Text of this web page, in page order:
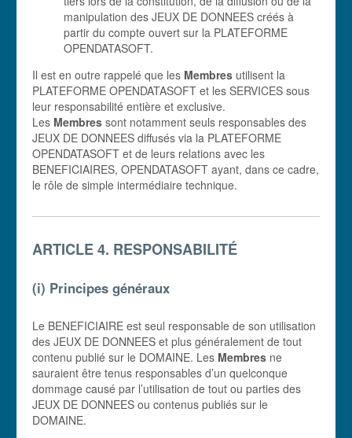
manipulation des JEUX DE DONNEES créés à
partir du compte ouvert sur la PLATEFORME
OPENDATASOFT.
Il est en outre rappelé que les Membres utilisent la
PLATEFORME OPENDATASOFT et les SERVICES sous
leur responsabilité entière et exclusive.
Les Membres sont notamment seuls responsables des
JEUX DE DONNEES diffusés via la PLATEFORME
OPENDATASOFT et de leurs relations avec les
BENEFICIAIRES, OPENDATASOFT ayant, dans ce cadre,
le rôle de simple intermédiaire technique.
ARTICLE 4. RESPONSABILITÉ
(i) Principes généraux
Le BENEFICIAIRE est seul responsable de son utilisation
des JEUX DE DONNEES et plus généralement de tout
contenu publié sur le DOMAINE. Les Membres ne
sauraient être tenus responsables d’un quelconque
dommage causé par l’utilisation de tout ou parties des
JEUX DE DONNEES ou contenus publiés sur le
DOMAINE.